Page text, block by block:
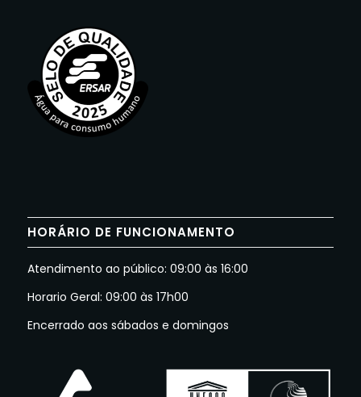
HORÁRIO DE FUNCIONAMENTO
Atendimento ao público: 09:00 às 16:00
Horario Geral: 09:00 às 17h00
Encerrado aos sábados e domingos